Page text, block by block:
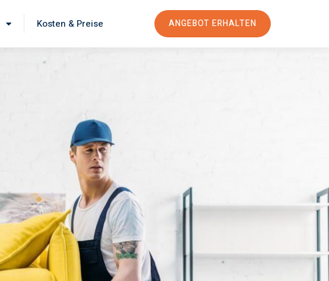
Kosten & Preise ANGEBOT ERHALTEN